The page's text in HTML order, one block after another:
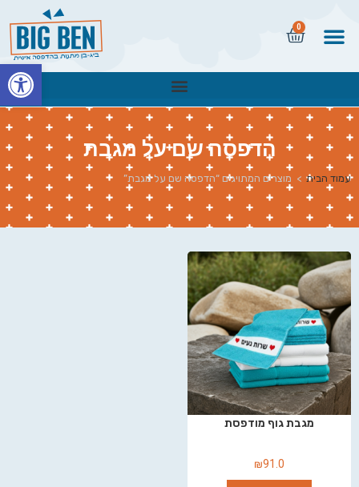
0
הדפסה שם על מגבת
עמוד הבית > מוצרים המתויגים “הדפסה שם על מגבת”
מגבת גוף מודפסת
₪91.0